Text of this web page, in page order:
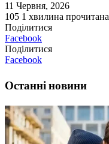
11 Червня, 2026
105 1 хвилина прочитана
Поділитися
Facebook
Поділитися
Facebook
Останні новини